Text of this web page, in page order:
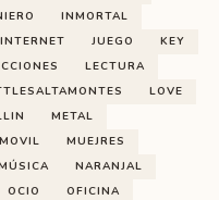
INMORTAL
INTERNET JUEGO
KEY
LECTURA
LOVE
METAL
MOVIL
MUEJRES
NARANJAL
OCIO
OFICINA